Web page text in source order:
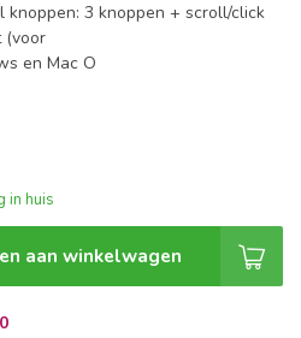
knoppen: 3 knoppen + scroll/click
(voor
en Mac O
in huis
aan winkelwagen